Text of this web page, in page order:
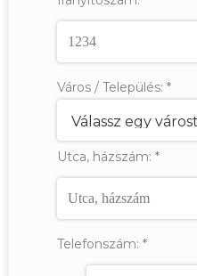
Város / Település: *
Utca, házszám: *
Telefonszám: *